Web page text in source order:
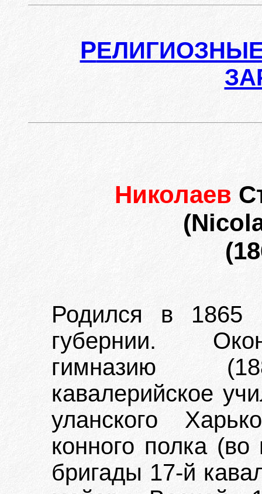
Р
Николаев
Родился в 1865
губернии.
гимназию
кавалерийское
уланского
конного полка
бригады 17-й